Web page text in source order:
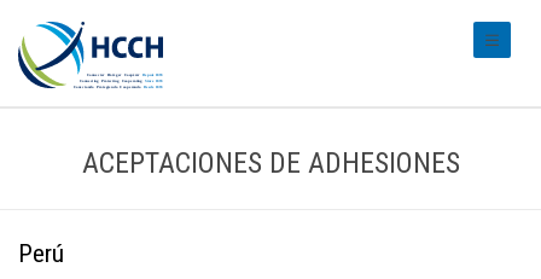
ACEPTACIONES DE ADHESIONES
Perú